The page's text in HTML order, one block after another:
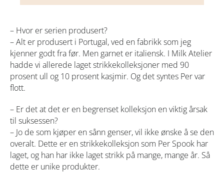
– Hvor er serien produsert?
– Alt er produsert i Portugal, ved en fabrikk som jeg
kjenner godt fra før. Men garnet er italiensk. I Milk Atelier
hadde vi allerede laget strikkekolleksjoner med 90
prosent ull og 10 prosent kasjmir. Og det syntes Per var
flott.
– Er det at det er en begrenset kolleksjon en viktig årsak
til suksessen?
– Jo de som kjøper en sånn genser, vil ikke ønske å se den
overalt. Dette er en strikkekolleksjon som Per Spook har
laget, og han har ikke laget strikk på mange, mange år. Så
dette er unike produkter.